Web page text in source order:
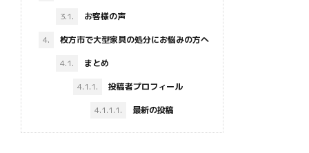
3.1.
お客様の声
4.
枚方市で大型家具の処分にお悩みの方へ
4.1.
まとめ
4.1.1.
投稿者プロフィール
4.1.1.1.
最新の投稿